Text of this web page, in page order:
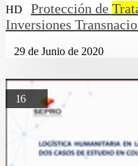
HD Protección de
Inversiones
29 de Junio de 2020
16